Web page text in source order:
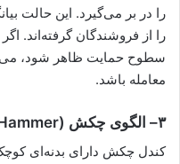
را در بر می‌گیرد. این حالت
را از فروشندگان گرفته‌اند.
سطوح حمایت ظاهر شود،
معامله باشد.
۳– الگوی چکش (Hammer)
کندل چکش دارای بدنه‌ای کوچک